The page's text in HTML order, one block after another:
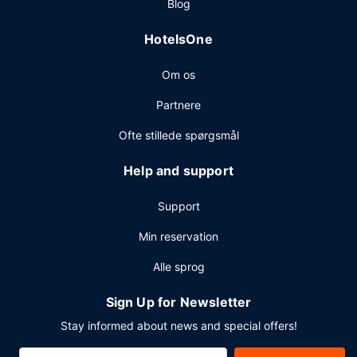
et arrangement i Bridgeport? På dette hotel er der et
konferencelokaler og mødelokaler. Gratis selvstændig
Blog
HotelsOne
Om os
Partnere
Ofte stillede spørgsmål
Help and support
Support
Min reservation
Alle sprog
Sign Up for Newsletter
Stay informed about news and special offers!